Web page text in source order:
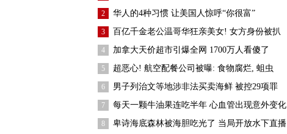
2 华人的4种习惯 让美国人惊呼“你很富”
3 百亿千金老公温哥华狂亲美女! 女方身份被扒
4 加拿大天价超市引爆全网 1700万人看傻了
5 超恶心! 航空配餐公司被曝: 食物腐烂, 蛆虫
6 男子列治文等地涉非法买卖海鲜 被控29项罪
7 每天一颗牛油果连吃半年 心血管出现意外变化
8 卑诗海底森林被海胆吃光了 当局开放水下直播